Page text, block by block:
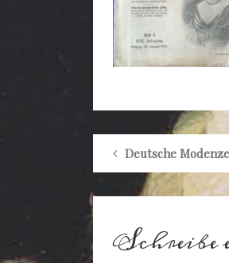
Deutsche
Schreibe